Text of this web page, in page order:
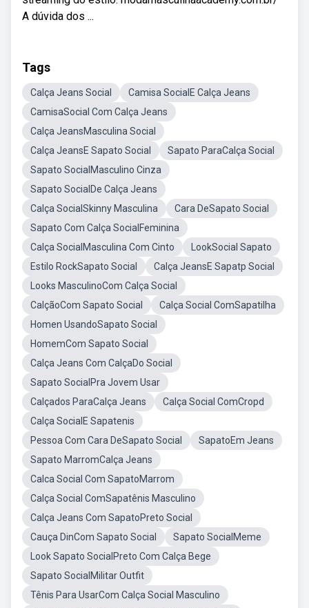
A dúvida dos ...
Tags
Calça Jeans Social
Camisa SocialE Calça Jeans
CamisaSocial Com Calça Jeans
Calça JeansMasculina Social
Calça JeansE Sapato Social
Sapato ParaCalça Social
Sapato SocialMasculino Cinza
Sapato SocialDe Calça Jeans
Calça SocialSkinny Masculina
Cara DeSapato Social
Sapato Com Calça SocialFeminina
Calça SocialMasculina Com Cinto
LookSocial Sapato
Estilo RockSapato Social
Calça JeansE Sapatp Social
Looks MasculinoCom Calça Social
CalçãoCom Sapato Social
Calça Social ComSapatilha
Homen UsandoSapato Social
HomemCom Sapato Social
Calça Jeans Com CalçaDo Social
Sapato SocialPra Jovem Usar
Calçados ParaCalça Jeans
Calça Social ComCropd
Calça SocialE Sapatenis
Pessoa Com Cara DeSapato Social
SapatoEm Jeans
Sapato MarromCalça Jeans
Calca Social Com SapatoMarrom
Calça Social ComSapatênis Masculino
Calça Jeans Com SapatoPreto Social
Cauça DinCom Sapato Social
Sapato SocialMeme
Look Sapato SocialPreto Com Calça Bege
Sapato SocialMilitar Outfit
Tênis Para UsarCom Calça Social Masculino